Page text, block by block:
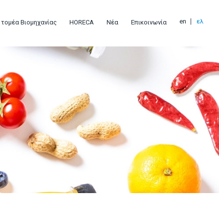
Βιομηχανίας HORECA Νέα Επικοινωνία en ελ